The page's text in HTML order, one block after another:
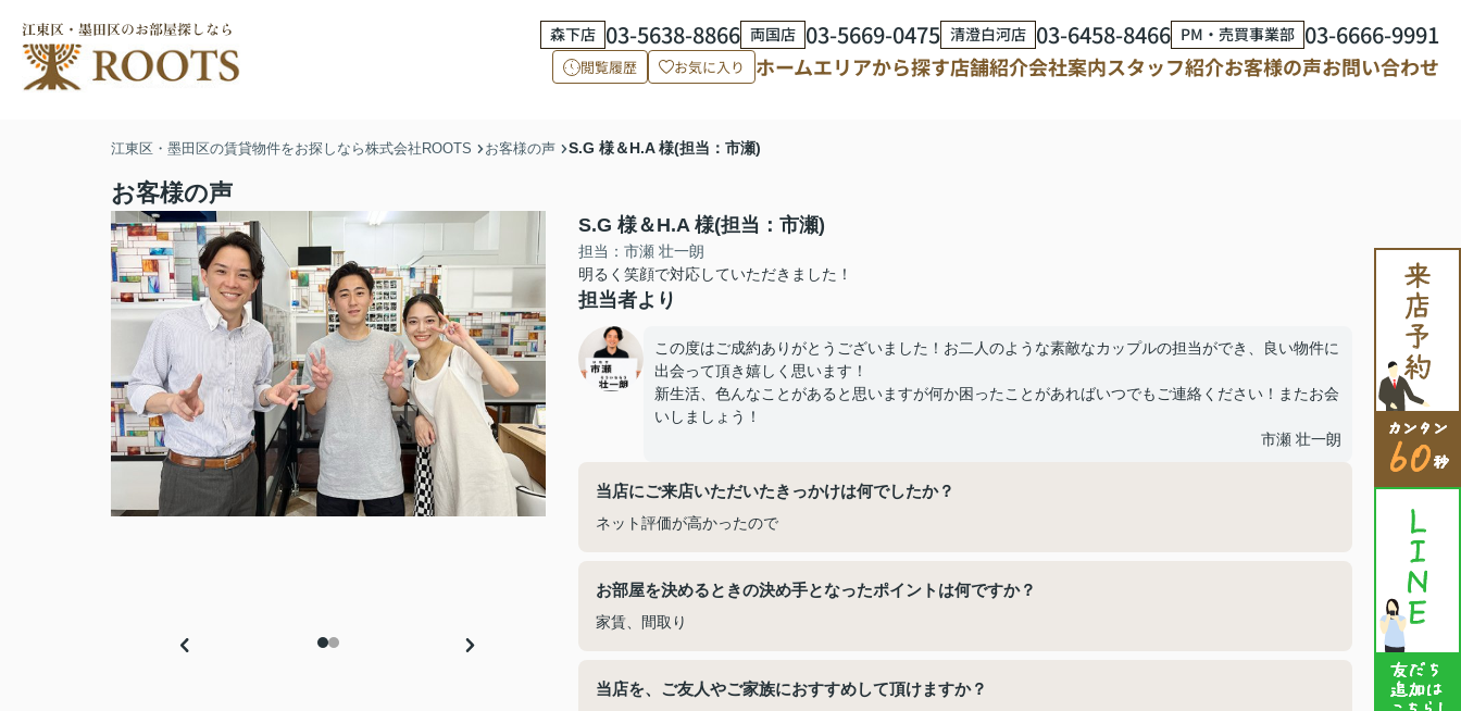
森下店 03-5638-8866 両国店 03-5669-0475 清澄白河店 03-6458-8466 PM・売買事業部 03-6666-9991
閲覧履歴 お気に入り ホームエリアから探す店舗紹介会社案内スタッフ紹介お客様の声お問い合わせ
江東区・墨田区の賃貸物件をお探しなら株式会社ROOTS お客様の声 S.G 様＆H.A 様(担当：市瀬)
お客様の声
S.G 様＆H.A 様(担当：市瀬)
担当：市瀬 壮一朗
明るく笑顔で対応していただきました！
担当者より
この度はご成約ありがとうございました！お二人のような素敵なカップルの担当ができ、良い物件に
出会って頂き嬉しく思います！
新生活、色んなことがあると思いますが何か困ったことがあればいつでもご連絡ください！またお会
いしましょう！
市瀬 壮一朗
当店にご来店いただいたきっかけは何でしたか？
ネット評価が高かったので
お部屋を決めるときの決め手となったポイントは何ですか？
家賃、間取り
当店を、ご友人やご家族におすすめして頂けますか？